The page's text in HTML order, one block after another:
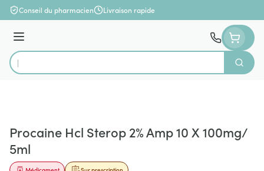
Aller au contenu
Conseil du pharmacien Livraison rapide
Menu
Rechercher
Procaine Hcl Sterop 2% Amp 10 X 100mg/
5ml